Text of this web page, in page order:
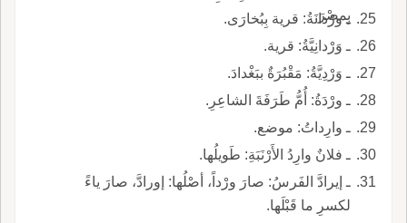
بِمصْرَ.
ـ ورْدانَةُ: قرية بِبُخارَى.
ـ وَرْدانِيَّةُ: قرية.
ـ وَرْدِيَّةُ: مَقْبُرَةٌ ببَغْدادَ.
ـ ورْدَةُ: أُمُّ طَرَفَةَ الشاعِرِ.
ـ وارِداتُ: موضع.
ـ فلانٌ وارِدُ الأَرْنَبَةِ: طَويلُها.
ـ إيرادَّ الفَرسُ: صارَ ورْداً، أصْلُها: إورادَّ، صارَ ياءً
لكسرِ ما قَبْلَها.